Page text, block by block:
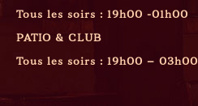
Tous les soirs : 19h00 -01h00
PATIO & CLUB
Tous les soirs : 19h00 – 03h00